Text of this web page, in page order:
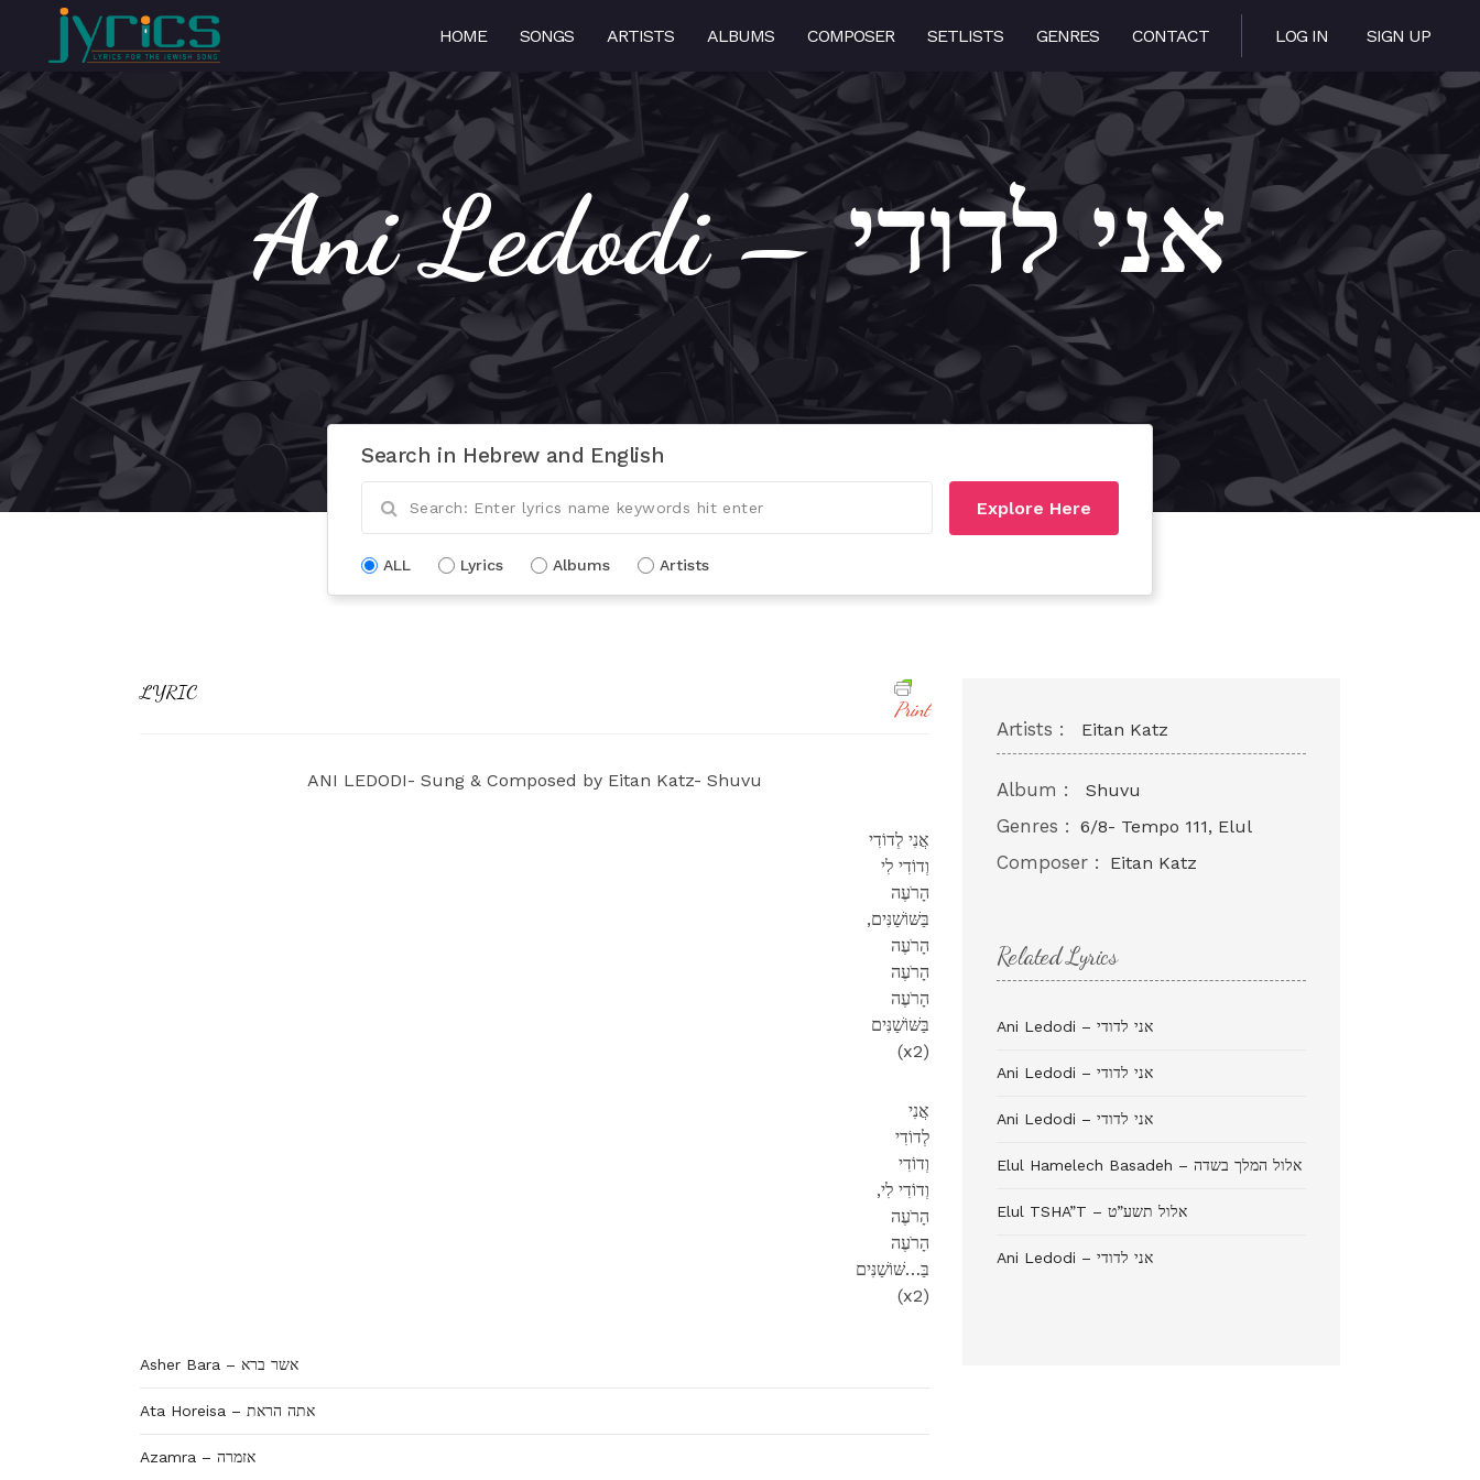
HOME SONGS ARTISTS ALBUMS COMPOSER SETLISTS GENRES CONTACT LOG IN SIGN UP
Ani Ledodi – אני לדודי
Search in Hebrew and English
Explore Here
ALL Lyrics Albums Artists
LYRIC
Print
ANI LEDODI- Sung & Composed by Eitan Katz- Shuvu
אֲנִי לְדוֹדִי
וְדוֹדִי לִי
הָרֹעֶה
,בַּשּׁוֹשַׁנִּים
הָרֹעֶה
הָרֹעֶה
הָרֹעֶה
בַּשּׁוֹשַׁנִּים
(x2)
אֲנִי
לְדוֹדִי
וְדוֹדִי
,וְדוֹדִי לִי
הָרֹעֶה
הָרֹעֶה
בַּ…שּׁוֹשַׁנִּים
(x2)
Asher Bara – אשר ברא
Ata Horeisa – אתה הראת
Azamra – אזמרה
Artists : Eitan Katz
Album : Shuvu
Genres : 6/8- Tempo 111, Elul
Composer : Eitan Katz
Related Lyrics
Ani Ledodi – אני לדודי
Ani Ledodi – אני לדודי
Ani Ledodi – אני לדודי
Elul Hamelech Basadeh – אלול המלך בשדה
Elul TSHA”T – אלול תשע”ט
Ani Ledodi – אני לדודי